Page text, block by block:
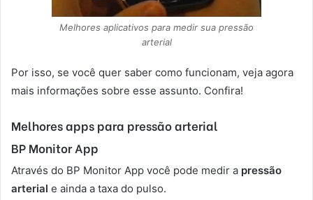
Melhores aplicativos para medir sua pressão
arterial
Por isso, se você quer saber como funcionam, veja agora
mais informações sobre esse assunto. Confira!
Melhores apps para pressão arterial
BP Monitor App
Através do BP Monitor App você pode medir a pressão
arterial e ainda a taxa do pulso.